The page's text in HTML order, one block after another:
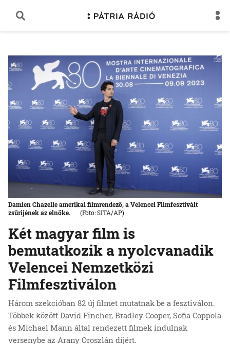
Két magyar film is
bemutatkozik a nyolcvanadik
Velencei Nemzetközi
Filmfesztiválon
Három szekcióban 82 új filmet mutatnak be a fesztiválon.
Többek között David Fincher, Bradley Cooper, Sofia Coppola
és Michael Mann által rendezett filmek indulnak
versenybe az Arany Oroszlán díjért.
Damien Chazelle amerikai filmrendező, a Velencei Filmfesztivált
zsűrijének az elnöke.
(Foto: SITA/AP)